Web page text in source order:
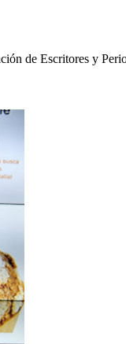
de Escritores y